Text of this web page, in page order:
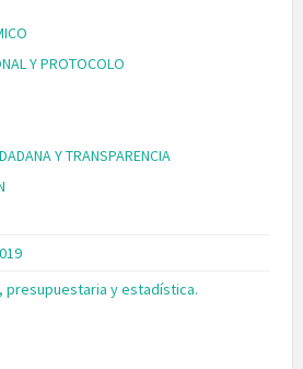
Y PROTOCOLO
Y TRANSPARENCIA
presupuestaria y estadística.